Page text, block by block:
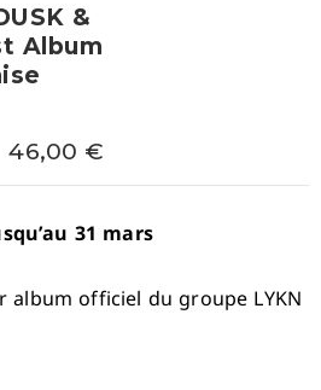
&
Album
46,00 €
31 mars
album officiel du groupe LYKN